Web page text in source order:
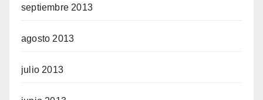
septiembre 2013
agosto 2013
julio 2013